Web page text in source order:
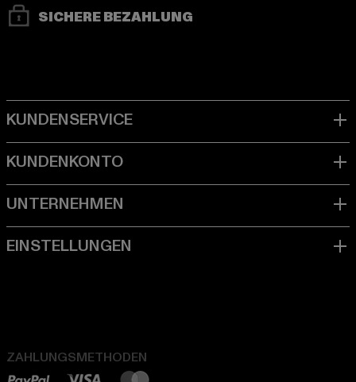
SICHERE BEZAHLUNG
ZAHLUNGSMETHODEN